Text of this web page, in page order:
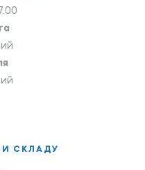
СКЛАДУ